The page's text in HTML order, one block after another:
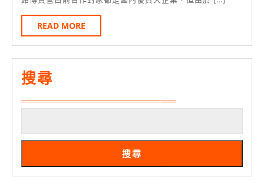
明
服
第
三
業）
本
READ MORE
MORE
搜尋
搜尋